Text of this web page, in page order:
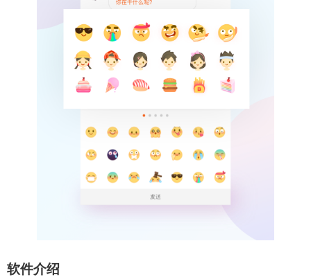
软件介绍